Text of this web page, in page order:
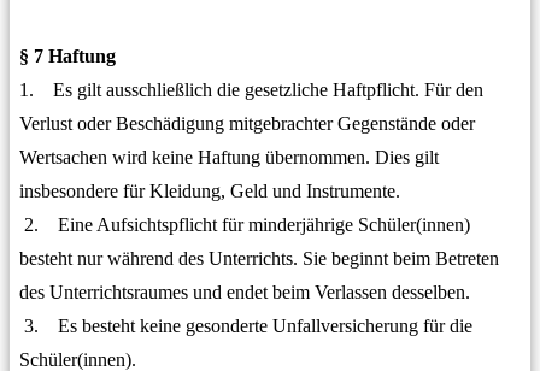
§ 7 Haftung
1. Es gilt ausschließlich die gesetzliche Haftpflicht. Für den
Verlust oder Beschädigung mitgebrachter Gegenstände oder
Wertsachen wird keine Haftung übernommen. Dies gilt
insbesondere für Kleidung, Geld und Instrumente.
2. Eine Aufsichtspflicht für minderjährige Schüler(innen)
besteht nur während des Unterrichts. Sie beginnt beim Betreten
des Unterrichtsraumes und endet beim Verlassen desselben.
3. Es besteht keine gesonderte Unfallversicherung für die
Schüler(innen).